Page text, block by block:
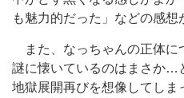
も魅力的だった」などの感想
また、なっちゃんの正体に
謎に懐いているのはまさか…
地獄展開再びを想像してし